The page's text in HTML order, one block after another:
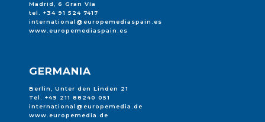
Madrid, 6 Gran Vía
tel. +34 91 524 7417
international@europemediaspain.es
www.europemediaspain.es
GERMANIA
Berlin, Unter den Linden 21
Tel. +49 211 88240 051
international@europemedia.de
www.europemedia.de